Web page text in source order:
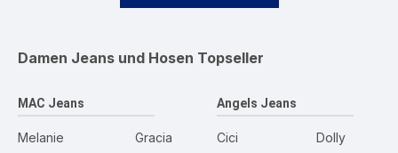
Damen Jeans und Hosen Topseller
MAC Jeans
Melanie
Gracia
Angels Jeans
Cici
Dolly